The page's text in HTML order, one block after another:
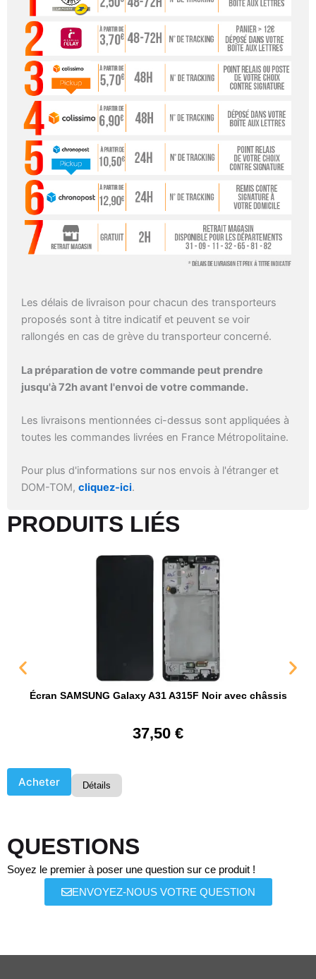
Les délais de livraison pour chacun des transporteurs
proposés sont à titre indicatif et peuvent se voir
rallongés en cas de grève du transporteur concerné.
La préparation de votre commande peut prendre
jusqu'à 72h avant l'envoi de votre commande.
Les livraisons mentionnées ci-dessus sont appliquées à
toutes les commandes livrées en France Métropolitaine.
Pour plus d'informations sur nos envois à l'étranger et
DOM-TOM, cliquez-ici.
PRODUITS LIÉS​
Écran SAMSUNG Galaxy A31 A315F Noir avec châssis
37,50 €
Acheter Détails
QUESTIONS
Soyez le premier à poser une question sur ce produit !
ENVOYEZ-NOUS VOTRE QUESTION